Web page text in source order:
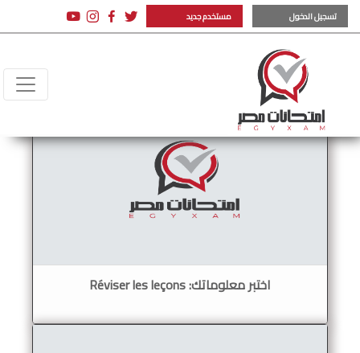
تسجيل الدخول مستخدم جديد
اختبر معلوماتك: Réviser les leçons